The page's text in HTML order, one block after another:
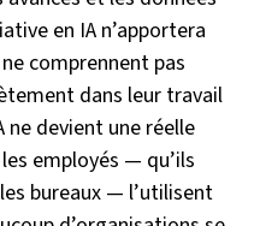
en IA n’apportera
comprennent pas
dans leur travail
devient une réelle
employés — qu’ils
bureaux — l’utilisent